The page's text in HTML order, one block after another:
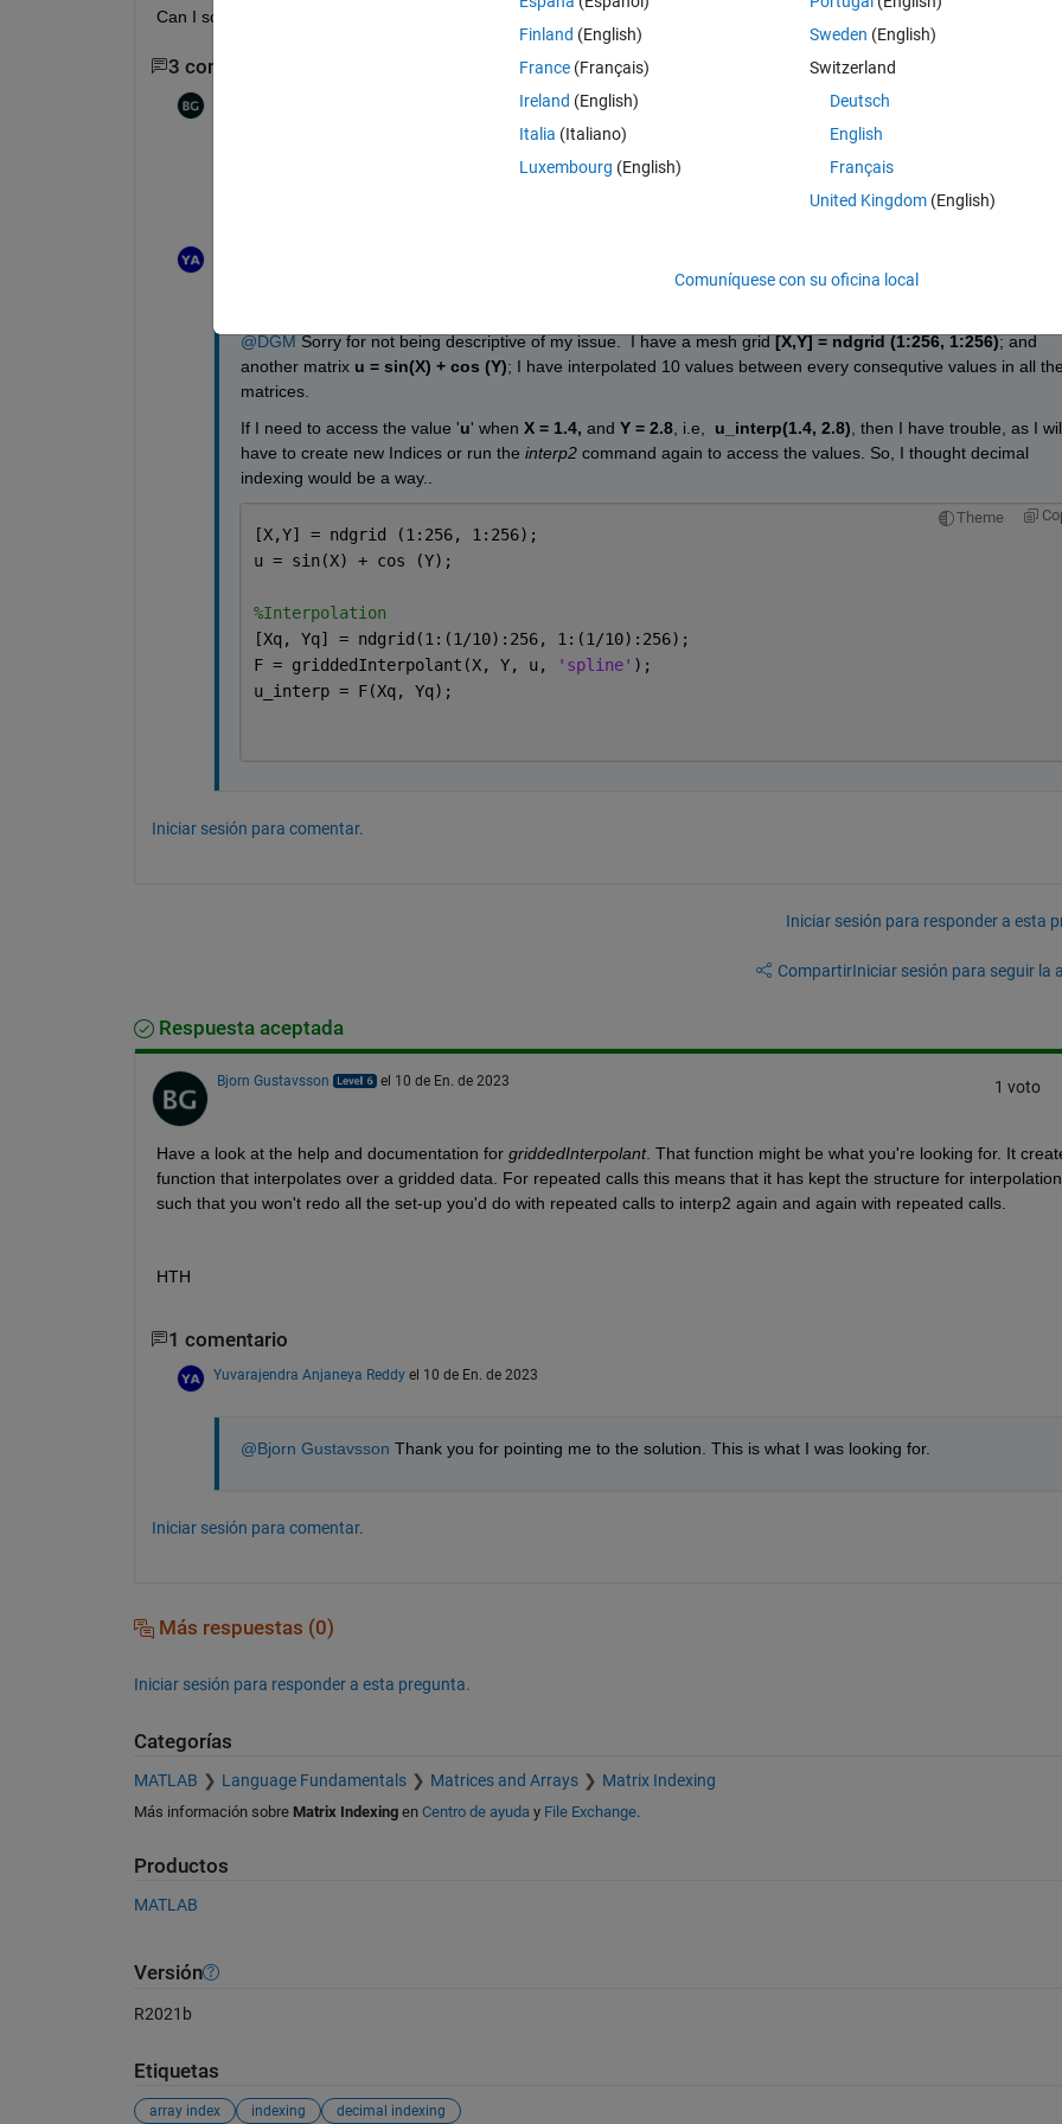
Can I somehow index '
1.4000 ? (have a decimal value in the index)
3 comentarios Mostrar 1 comentario más antiguo
Sometimes I see 1-D interpolation that way - this require the array to have some simple interpretation of
a sufficiently smooth function that the samples in the array can be used to build useful estimates for your
@DGM Sorry for not being descriptive of my issue.  I have a mesh grid [X,Y] = ndgrid (1:256, 1:256); and
another matrix u = sin(X) + cos (Y); I have interpolated 10 values between every consequtive values in all
matrices.
If I need to access the value 'u' when X = 1.4, and Y = 2.8, i.e, u_interp(1.4, 2.8) , then I have trouble, as I
have to create new Indices or run the interp2 command again to access the values. So, I thought decimal
indexing would be a way..
Theme
[X,Y] = ndgrid (1:256, 1:256);
u = sin(X) + cos (Y);
%Interpolation
[Xq, Yq] = ndgrid(1:(1/10):256, 1:(1/10):256);
F = griddedInterpolant(X, Y, u,
'spline' );
u_interp = F(Xq, Yq);
Iniciar sesión para comentar.
Iniciar sesión para responder a esta
CompartirIniciar sesión para seguir la
Respuesta aceptada
Bjorn Gustavsson el 10 de En. de 2023 1 voto
Have a look at the help and documentation for griddedInterpolant. That function might be what you're looking for. It
function that interpolates over a gridded data. For repeated calls this means that it has kept the structure for interpolation
such that you won't redo all the set-up you'd do with repeated calls to interp2 again and again with repeated calls.
HTH
1 comentario
Yuvarajendra Anjaneya Reddy el 10 de En. de 2023
@Bjorn Gustavsson Thank you for pointing me to the solution. This is what I was looking for.
Iniciar sesión para comentar.
Más respuestas (0)
Iniciar sesión para responder a esta pregunta.
Categorías
MATLAB Language Fundamentals Matrices and Arrays Matrix Indexing
Más información sobre Matrix Indexingen Centro de ayuda y File Exchange.
Productos
MATLAB
Versión
R2021b
Etiquetas
array index indexing decimal indexing
Finland (English)
France (Français)
Ireland (English)
Italia (Italiano)
Luxembourg (English)
Sweden (English)
Switzerland
Deutsch
English
Français
United Kingdom(English)
Comuníquese con su oficina local